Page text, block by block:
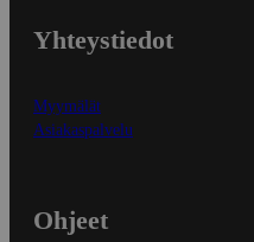
Yhteystiedot
Myymälät
Asiakaspalvelu
Ohjeet